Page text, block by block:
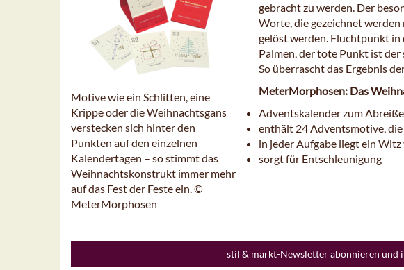
Motive wie ein Schlitten, eine
Krippe oder die Weihnachtsgans
verstecken sich hinter den
Punkten auf den einzelnen
Kalendertagen – so stimmt das
Weihnachtskonstrukt immer mehr
auf das Fest der Feste ein. ©
MeterMorphosen
gebracht zu werden. Der
Worte, die gezeichnet werden
gelöst werden. Fluchtpunkt in
Palmen, der tote Punkt ist
So überrascht das Ergebnis
MeterMorphosen: Das
Adventskalender zum
enthält 24 Adventsmotive,
in jeder Aufgabe liegt ein
sorgt für Entschleunigung
stil & markt-Newsletter abonnieren und